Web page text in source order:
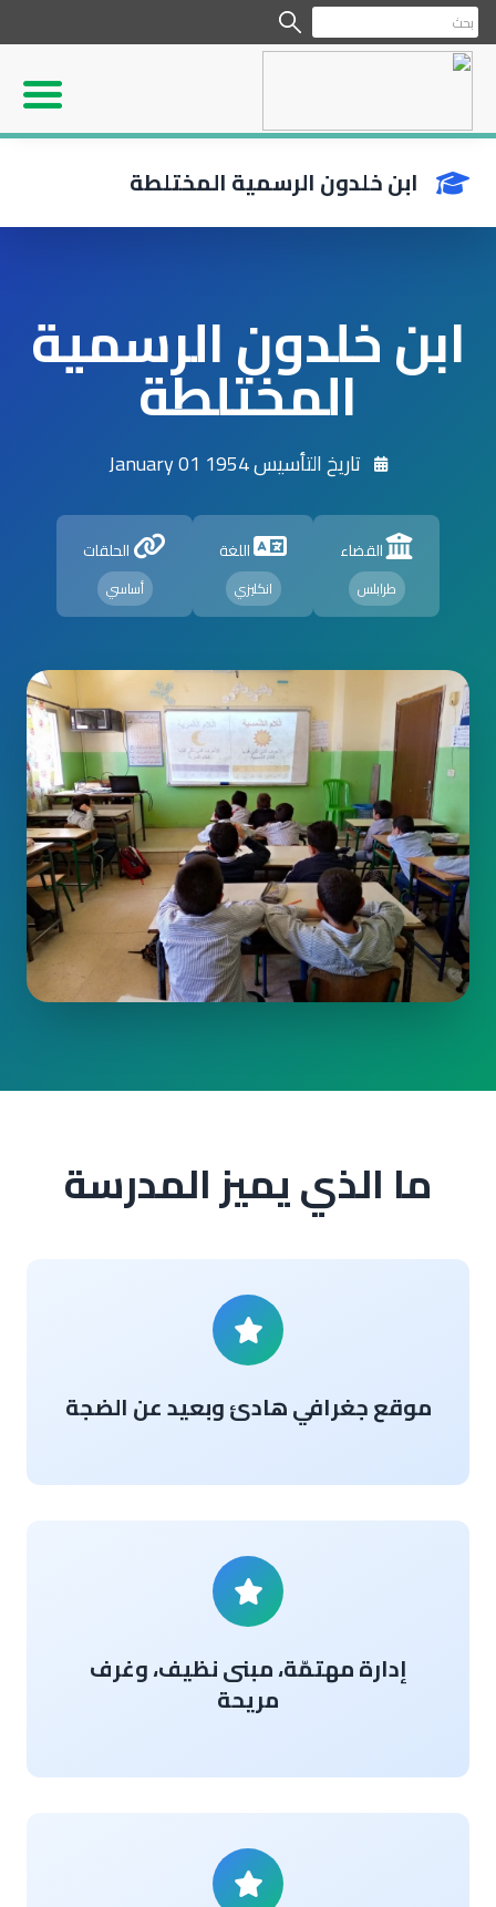
ابن خلدون الرسمية المختلطة
ابن خلدون الرسمية
المختلطة
تاريخ التأسيس 1954 January 01
القضاء
طرابلس
اللغة
انكليزي
الحلقات
أساسي
ما الذي يميز المدرسة
موقع جغرافي هادئ وبعيد عن الضجة
إدارة مهتمّة، مبنى نظيف، وغرف
مريحة